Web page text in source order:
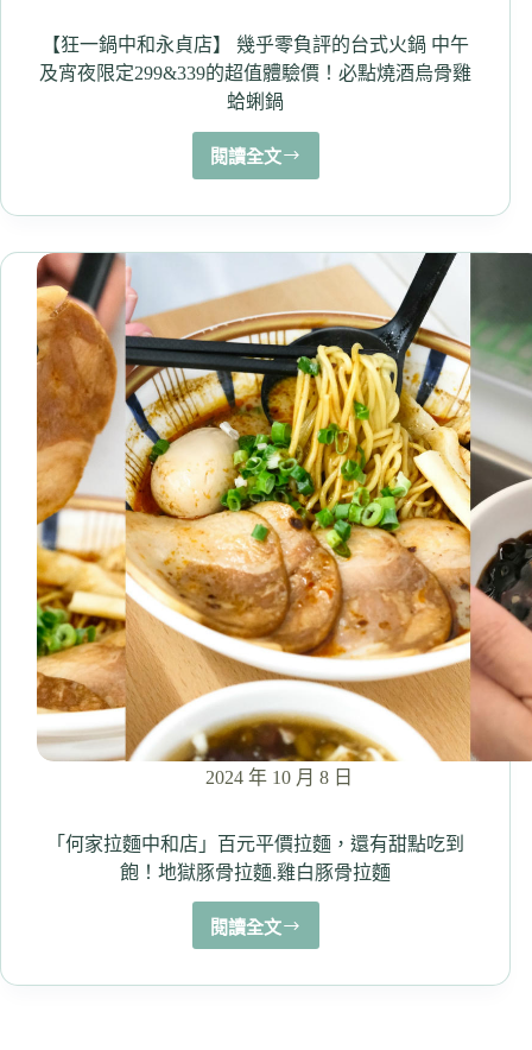
日
式
【狂一鍋中和永貞店】 幾乎零負評的台式火鍋 中午
及宵夜限定299&339的超值體驗價！必點燒酒烏骨雞
蛤蜊鍋
閱讀全文
【狂
鍋
永
貞
店】
幾
乎
零
負
評
的
台
式
火
鍋
中
午
及
宵
夜
限
定
299&339
超
值
體
驗
價！
點
2024 年 10 月 8 日
「何家拉麵中和店」百元平價拉麵，還有甜點吃到
飽！地獄豚骨拉麵.雞白豚骨拉麵
閱讀全文
「何
拉